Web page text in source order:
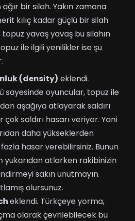
bir silah. Yakın zamana
kılıç kadar güçlü bir silah
yavaş yavaş bu silahın
ile ilgili yenilikler ise şu
(density) eklendi.
sayesinde oyuncular, topuz ile
aşağıya atlayarak saldırı
saldırı hasarı veriyor. Yani
daha yükseklerden
hasar verebilirsiniz. Bunun
yukarıdan atlarken rakibinizin
sakın unutmayın.
olursunuz.
eklendi. Türkçeye yorma,
olarak çevrilebilecek bu